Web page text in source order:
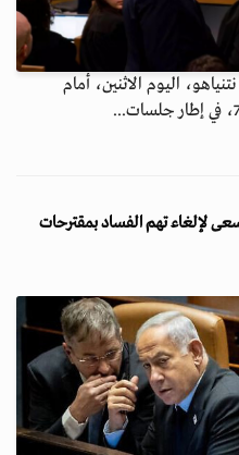
اليوم الاثنين، أمام
لإلغاء تهم الفساد بمقترحات